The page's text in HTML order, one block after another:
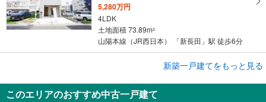
5,280万円
4LDK
土地面積 73.89m2
山陽本線（JR西日本） 「新長田」駅 徒歩6分
神戸市長田区松野通3丁目
新築一戸建てをもっと見る
このエリアのおすすめ中古一戸建て